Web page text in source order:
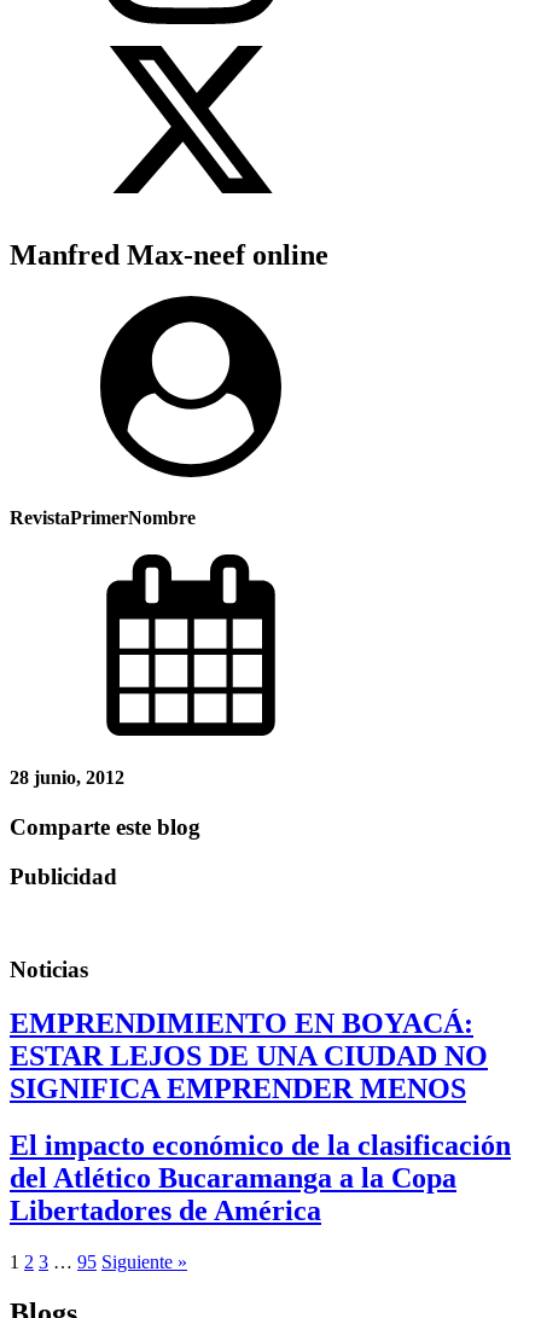
Manfred Max-neef online
RevistaPrimerNombre
28 junio, 2012
Comparte este blog
Publicidad
Noticias
EMPRENDIMIENTO EN BOYACÁ:
ESTAR LEJOS DE UNA CIUDAD NO
SIGNIFICA EMPRENDER MENOS
El impacto económico de la clasificación
del Atlético Bucaramanga a la Copa
Libertadores de América
1 2 3 … 95 Siguiente »